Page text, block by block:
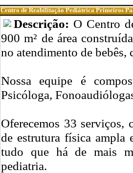
Centro de Reabilitação Pediátrica Primeiros
Descrição: O Centro
900 m² de área
no atendimento de bebês,
Nossa equipe é
Psicóloga,
Oferecemos 33 serviços,
de estrutura física ampla
tudo que há de mais
pediatria.